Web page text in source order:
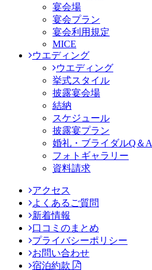
宴会場
宴会プラン
宴会利用規定
MICE
ウエディング
ウエディング
挙式スタイル
披露宴会場
結納
スケジュール
披露宴プラン
婚礼・ブライダルQ＆A
フォトギャラリー
資料請求
アクセス
よくあるご質問
新着情報
口コミのまとめ
プライバシーポリシー
お問い合わせ
宿泊約款